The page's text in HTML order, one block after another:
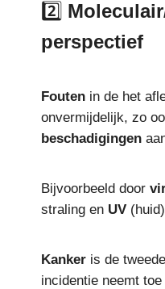
2️⃣
perspectief
Fouten in de het
onvermijdelijk, zo
beschadigingen
Bijvoorbeeld door
straling en UV
Kanker is de
incidentie neemt